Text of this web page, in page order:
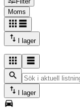
Moms
I lager
I lager